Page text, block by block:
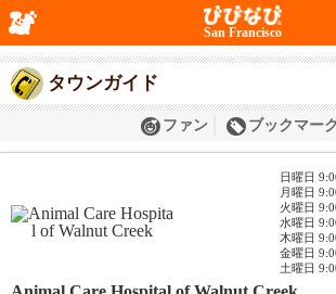
San Francisco
タウンガイド
ファン ブックマーク
日曜日
月曜日
火曜日
水曜日
木曜日
金曜日
土曜日